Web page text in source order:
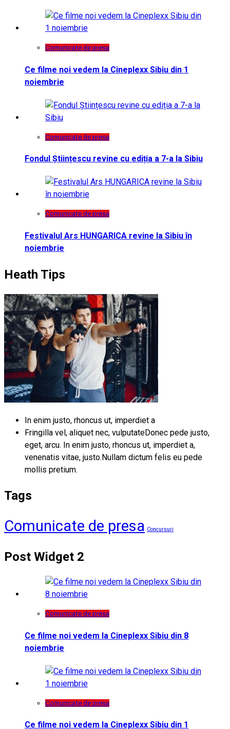
Comunicate de presa
Ce filme noi vedem la Cineplexx Sibiu din 1
noiembrie
Comunicate de presa
Fondul Științescu revine cu ediția a 7-a la Sibiu
Comunicate de presa
Festivalul Ars HUNGARICA revine la Sibiu în
noiembrie
Heath Tips
In enim justo, rhoncus ut, imperdiet a
Fringilla vel, aliquet nec, vulputateDonec pede justo,
eget, arcu. In enim justo, rhoncus ut, imperdiet a,
venenatis vitae, justo.Nullam dictum felis eu pede
mollis pretium.
Tags
Comunicate de presa Concursuri
Post Widget 2
Comunicate de presa
Ce filme noi vedem la Cineplexx Sibiu din 8
noiembrie
Comunicate de presa
Ce filme noi vedem la Cineplexx Sibiu din 1